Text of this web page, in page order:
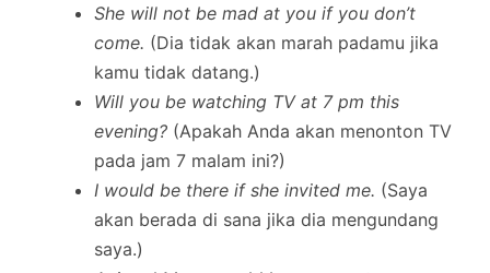
She will not be mad at you if you don’t
come. (Dia tidak akan marah padamu jika
kamu tidak datang.)
Will you be watching TV at 7 pm this
evening? (Apakah Anda akan menonton TV
pada jam 7 malam ini?)
I would be there if she invited me. (Saya
akan berada di sana jika dia mengundang
saya.)